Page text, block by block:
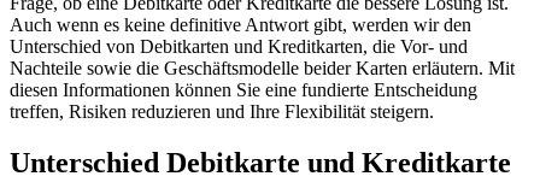
Auch wenn es keine definitive Antwort gibt, werden wir den
Unterschied von Debitkarten und Kreditkarten, die Vor- und
Nachteile sowie die Geschäftsmodelle beider Karten erläutern. Mit
diesen Informationen können Sie eine fundierte Entscheidung
treffen, Risiken reduzieren und Ihre Flexibilität steigern.
Unterschied Debitkarte und Kreditkarte